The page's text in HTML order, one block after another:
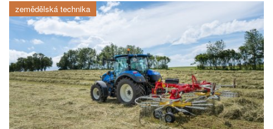
zemědělská technika